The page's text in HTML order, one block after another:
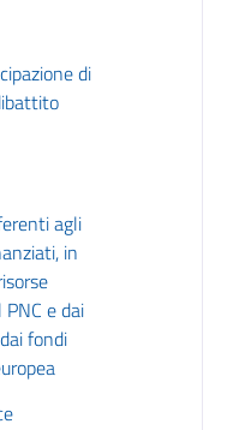
di
agli
in
e dai
fondi